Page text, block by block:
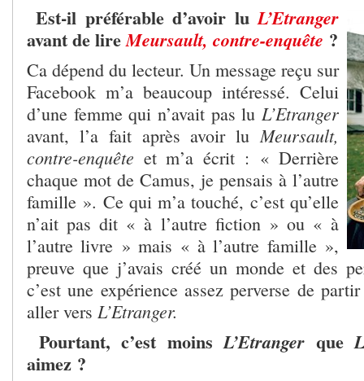
Est-il préférable d’avoir luL’Etranger
avant de lireMeursault, contre-enquête ?
Ca dépend du lecteur. Un message reçu sur
Facebook m’a beaucoup intéressé. Celui
d’une femme qui n’avait pas lu L’Etranger
avant, l’a fait après avoir luMeursault,
contre-enquête et m’a écrit : « Derrière
chaque mot de Camus, je pensais à l’autre
famille ». Ce qui m’a touché, c’est qu’elle
n’ait pas dit « à l’autre fiction » ou « à
l’autre livre » mais « à l’autre famille »,
preuve que j’avais créé un monde et des
c’est une expérience assez perverse de
aller vers L’Etranger.
Pourtant, c’est moinsL’Etranger que
aimez ?